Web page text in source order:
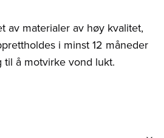
av materialer av høy kvalitet,
i minst 12 måneder
å motvirke vond lukt.